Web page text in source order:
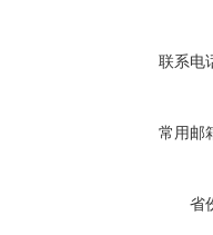
联系电
常用邮
省